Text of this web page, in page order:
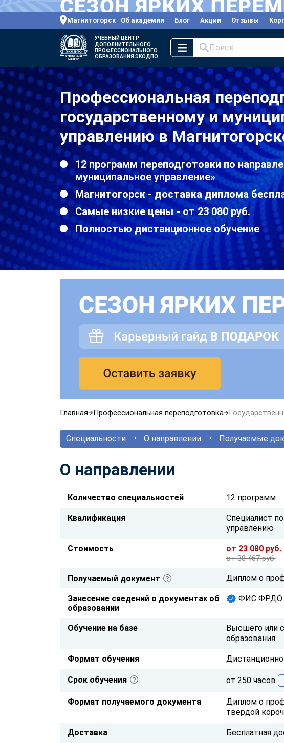
Магнитогорск Об академии Блог Акции Отзывы
УЧЕБНЫЙ ЦЕНТР
ДОПОЛНИТЕЛЬНОГО
ПРОФЕССИОНАЛЬНОГО
ОБРАЗОВАНИЯ ЭКОДПО
Поиск
Профессиональная
государственному и
управлению в
12 программ переподготовки по
муниципальное управление»
Магнитогорск - доставка диплома
Самые низкие цены - от 23 080 руб.
Полностью дистанционное обучение
Главная Профессиональная переподготовка
Специальности О направлении Получаемые
О направлении
Количество специальностей 12 программ
Квалификация
Специалист
управлению
Стоимость от 23 080 руб.
от 38 467 руб.
Получаемый документ Диплом о
Занесение сведений о документах об
образовании
ФИС ФРДО
Обучение на базе
Высшего или
образования
Формат обучения Дистанционно
Срок обучения от 250 часов
Формат получаемого документа
Диплом о
твердой
Доставка Бесплатная